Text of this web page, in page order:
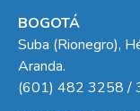
BOGOTÁ
Suba (Rionegro),
Aranda.
(601) 482 3258 /